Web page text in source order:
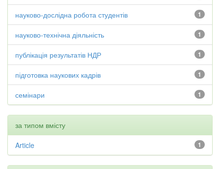
1
науково-дослідна робота студентів
1
науково-технічна діяльність
1
публікація результатів НДР
1
підготовка наукових кадрів
1
семінари
за типом вмісту
1
Article